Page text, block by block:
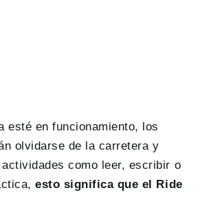
esté en funcionamiento, los
olvidarse de la carretera y
como leer, escribir o
esto significa que el Ride